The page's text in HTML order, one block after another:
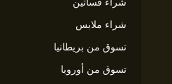
شراء فساتين
شراء ملابس
تسوق من بريطانيا
تسوق من أوروبا